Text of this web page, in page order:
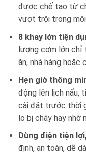
được chế tạo từ
vượt trội trong
8 khay lớn tiện
lượng cơm lớn chỉ
ăn, nhà hàng hoặc
Hẹn giờ thông
động lên lịch nấu,
cài đặt trước thời
lo bị cháy hay nhỡ
Dùng điện tiện
định, an toàn, dễ